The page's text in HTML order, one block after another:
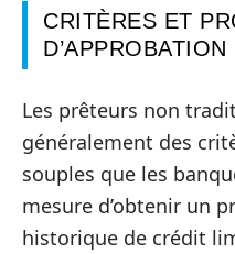
CRITÈRES ET
D’APPROBATION
Les prêteurs non
généralement des
souples que les
mesure d’obtenir un
historique de crédit